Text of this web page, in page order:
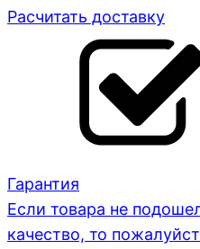
Расчитать доставку
Гарантия
Если товара не
качество, то